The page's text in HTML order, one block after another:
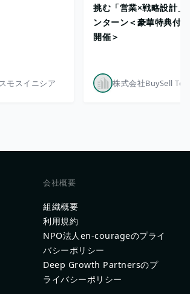
モスイニシア
挑む「営業×戦略設計
ンターン＜豪華特典付
開催＞
会社概要
組織概要
利用規約
NPO法人en-courageのプライ
バシーポリシー
Deep Growth Partnersのプ
ライバシーポリシー